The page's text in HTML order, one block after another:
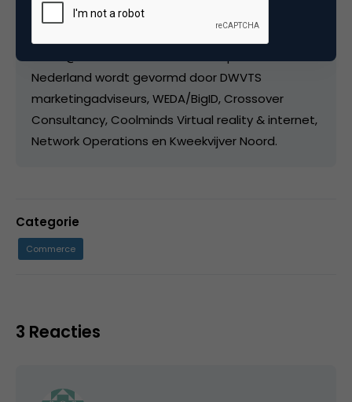
gesprek over de inhoud kun je me altijd bellen.
Nederland wordt gevormd door DWVTS
marketingadviseurs, WEDA/BigID, Crossover
Consultancy, Coolminds Virtual reality & internet,
Network Operations en Kweekvijver Noord.
Categorie
Commerce
3 Reacties